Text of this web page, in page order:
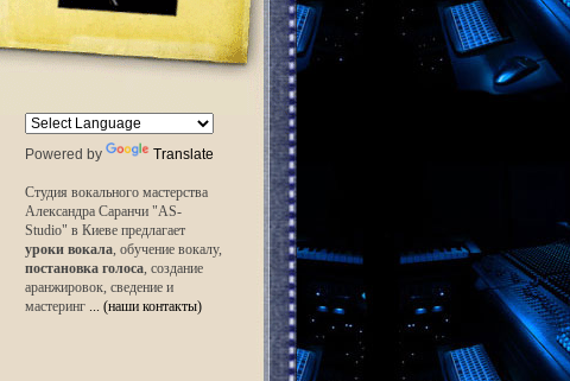
Powered by Translate
Студия вокального мастерства
Александра Саранчи "AS-
Studio" в Киеве предлагает
уроки вокала, обучение вокалу,
постановка голоса, создание
аранжировок, сведение и
мастеринг ... (наши контакты)